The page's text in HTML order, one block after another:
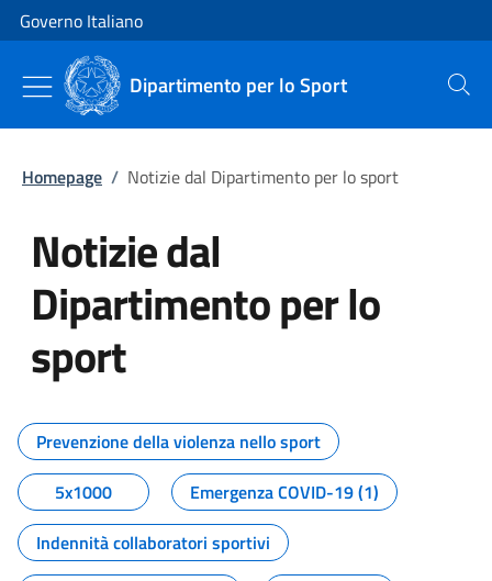
Vai al contenuto
Vai alla navigazione del sito
Governo Italiano
Dipartimento per lo Sport Cerca
Homepage / Notizie dal Dipartimento per lo sport
Notizie dal
Dipartimento per lo
sport
Tutti i contenuti della pagina
Prevenzione della violenza nello sport
5x1000
Emergenza COVID-19 (1)
Indennità collaboratori sportivi